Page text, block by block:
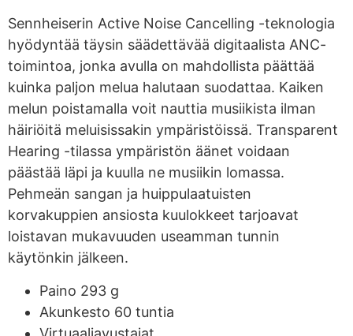
Sennheiserin Active Noise Cancelling -teknologia
hyödyntää täysin säädettävää digitaalista ANC-
toimintoa, jonka avulla on mahdollista päättää
kuinka paljon melua halutaan suodattaa. Kaiken
melun poistamalla voit nauttia musiikista ilman
häiriöitä meluisissakin ympäristöissä. Transparent
Hearing -tilassa ympäristön äänet voidaan
päästää läpi ja kuulla ne musiikin lomassa.
Pehmeän sangan ja huippulaatuisten
korvakuppien ansiosta kuulokkeet tarjoavat
loistavan mukavuuden useamman tunnin
käytönkin jälkeen.
Paino 293 g
Akunkesto 60 tuntia